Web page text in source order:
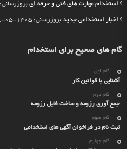
استخدام مهارت های فنی و حرفه ای بروزرسانی: 1405-05-18
اخبار استخدامی جدید بروزرسانی: 1405-05-18
گام های صحیح برای استخدام
گام اول
آشنایی با قوانین کار
گام دوم
جمع آوری رزومه و ساخت فایل رزومه
گام سوم
ثبت نام در فراخوان آگهی های استخدامی
گام چهارم